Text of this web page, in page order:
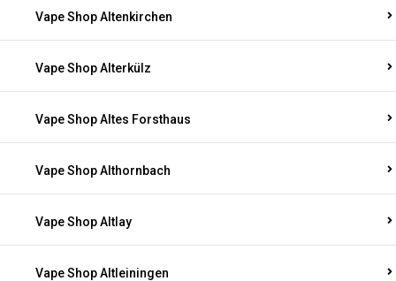
Vape Shop Altenkirchen
Vape Shop Alterkülz
Vape Shop Altes Forsthaus
Vape Shop Althornbach
Vape Shop Altlay
Vape Shop Altleiningen